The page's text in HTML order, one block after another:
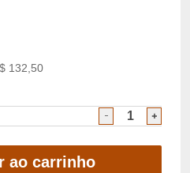
132,50
ao carrinho